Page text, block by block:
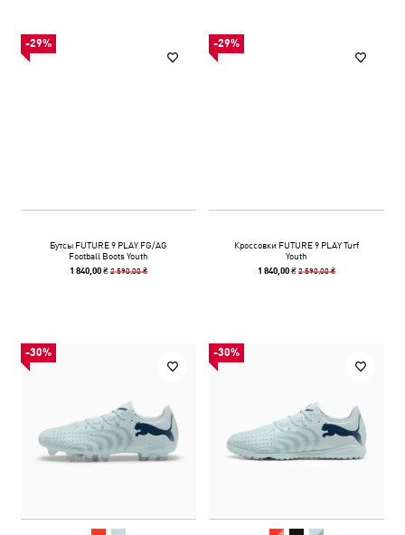
-29%
Бутсы FUTURE 9 PLAY FG/AG
Football Boots Youth
1 840,00 ₴2 590,00 ₴
-29%
Кроссовки FUTURE 9 PLAY Turf
Youth
1 840,00 ₴2 590,00 ₴
-30% -30%